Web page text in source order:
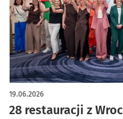
28 restauracji z
19.06.2026
artykuł z galerią zdjęć